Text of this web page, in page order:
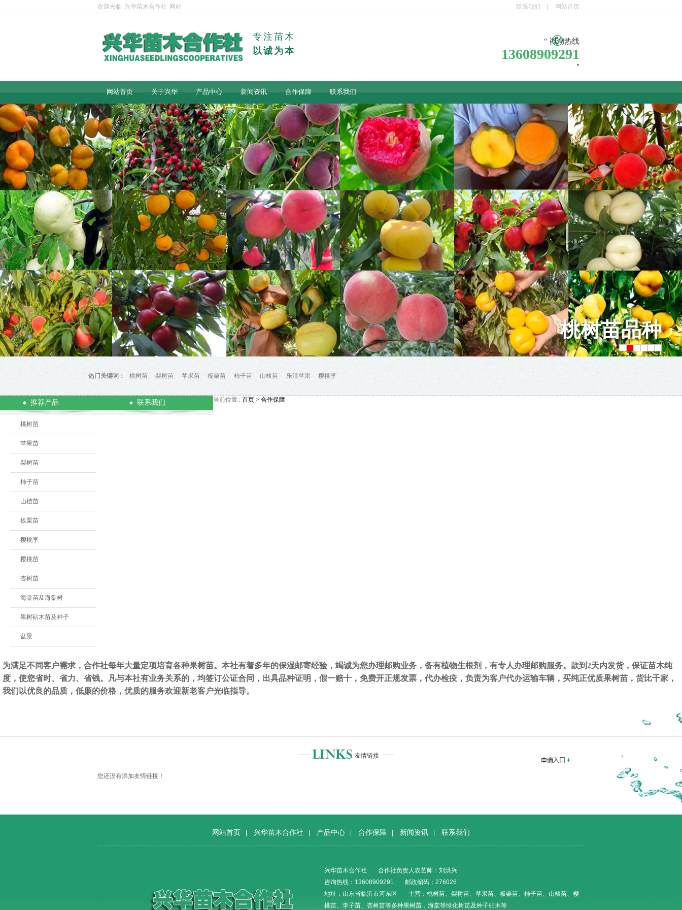
联系我们 网站首页
欢迎光临 兴华苗木合作社 网站
专注苗木
以诚为本
咨询热线
13608909291
网站首页 关于兴华 产品中心 新闻资讯 合作保障 联系我们
梨树苗品种
热门关键词： 桃树苗 梨树苗 苹果苗 板栗苗 柿子苗 山楂苗 乐淇苹果 樱桃李
推荐产品
桃树苗
苹果苗
梨树苗
柿子苗
山楂苗
板栗苗
樱桃李
樱桃苗
杏树苗
海棠苗及海棠树
果树砧木苗及种子
盆景
联系我们 当前位置 : 首页 > 合作保障
为满足不同客户需求，合作社每年大量定项培育各种果树苗。本社有着多年的保湿邮寄经验，竭诚为您办理邮购业务，备有植物生根剂，有专人办理邮购服务。款到2天内发货，保证苗木纯
度，使您省时、省力、省钱。凡与本社有业务关系的，均签订公证合同，出具品种证明，假一赔十，免费开正规发票，代办检疫，负责为客户代办运输车辆，买纯正优质果树苗，货比千家，
我们以优良的品质，低廉的价格，优质的服务欢迎新老客户光临指导。
友情链接
您还没有添加友情链接！
网站首页 | 兴华苗木合作社 | 产品中心 | 合作保障 | 新闻资讯 | 联系我们
兴华苗木合作社
合作社负责人农艺师：刘洪兴
咨询热线：13608909291
邮政编码：276026
地址：山东省临沂市河东区
主营：桃树苗、梨树苗、苹果苗、板栗苗、柿子苗、山楂苗、樱
桃苗、李子苗、杏树苗等多种果树苗，海棠等绿化树苗及种子砧木等